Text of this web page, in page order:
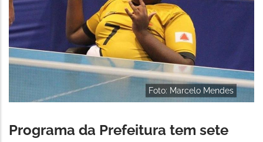
Foto: Marcelo Mendes
Programa da Prefeitura tem sete